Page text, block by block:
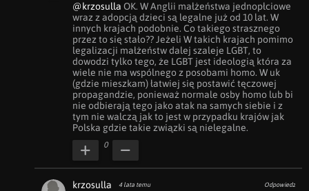
@krzosulla OK. W Anglii małżeństwa jednopłciowe
wraz z adopcją dzieci są legalne już od 10 lat. W
innych krajach podobnie. Co takiego strasznego
przez to się stało?? Jeżeli W takich krajach pomimo
legalizacji małżeństw dalej szaleje LGBT, to
dowodzi tylko tego, że LGBT jest ideologią która za
wiele nie ma wspólnego z posobami homo. W uk
(gdzie mieszkam) łatwiej się postawić tęczowej
propagandzie, ponieważ normale osby homo lub bi
nie odbierają tego jako atak na samych siebie i z
tym nie walczą jak to jest w przypadku krajów jak
Polska gdzie takie związki są nielegalne.
0
krzosulla 4 lata temu Odpowiedz